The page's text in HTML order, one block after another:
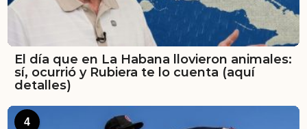
El día que en La Habana llovieron animales:
sí, ocurrió y Rubiera te lo cuenta (aquí
detalles)
4